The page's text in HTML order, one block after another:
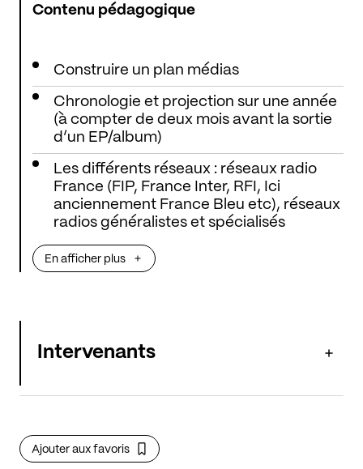
Contenu pédagogique
Construire un plan médias
Chronologie et projection sur une année
(à compter de deux mois avant la sortie
d’un EP/album)
Les différents réseaux : réseaux radio
France (FIP, France Inter, RFI, Ici
anciennement France Bleu etc), réseaux
radios généralistes et spécialisés
etc.), réseaux associatif (Quota,
Ferarock, Campus France), réseau
pour la Belgique, RTS Suisse etc)
radios : Sud Radio Loft Music, etc.
La presse spécialisée
En afficher plus
Intervenants
Ajouter aux favoris